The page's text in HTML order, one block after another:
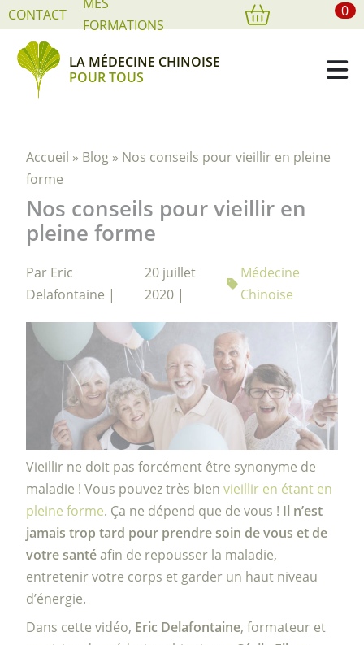
CONTACT
FORMATIONS
0
LA MÉDECINE CHINOISE
POUR TOUS
Accueil » Blog » Nos conseils pour vieillir en pleine
forme
Nos conseils pour vieillir en
pleine forme
Par Eric
Delafontaine |
20 juillet
2020 |
Médecine
Chinoise
Vieillir ne doit pas forcément être synonyme de
maladie ! Vous pouvez très bienvieillir en étant en
pleine forme. Ça ne dépend que de vous ! Il n’est
jamais trop tard pour prendre soin de vous et de
votre santéafin de repousser la maladie,
entretenir votre corps et garder un haut niveau
d’énergie.
Dans cette vidéo, Eric Delafontaine, formateur et
Cookies management panel